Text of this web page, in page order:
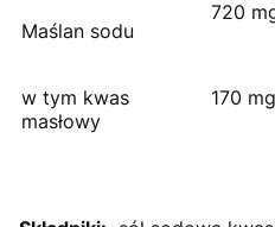
Maślan sodu
w tym kwas
masłowy
720
170 mg